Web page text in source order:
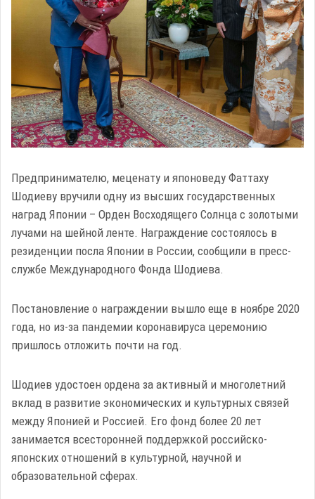
Предпринимателю, меценату и японоведу Фаттаху
Шодиеву вручили одну из высших государственных
наград Японии – Орден Восходящего Солнца c золотыми
лучами на шейной ленте. Награждение состоялось в
резиденции посла Японии в России, сообщили в пресс-
службе Международного Фонда Шодиева.
Постановление о награждении вышло еще в ноябре 2020
года, но из-за пандемии коронавируса церемонию
пришлось отложить почти на год.
Шодиев удостоен ордена за активный и многолетний
вклад в развитие экономических и культурных связей
между Японией и Россией. Его фонд более 20 лет
занимается всесторонней поддержкой российско-
японских отношений в культурной, научной и
образовательной сферах.